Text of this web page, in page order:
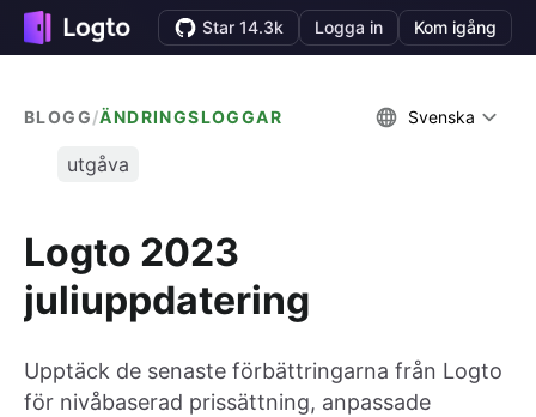
Star 14.3k Logga in Kom igång
BLOGG/ÄNDRINGSLOGGAR Svenska
utgåva
Logto 2023
juliuppdatering
Upptäck de senaste förbättringarna från Logto
för nivåbaserad prissättning, anpassade